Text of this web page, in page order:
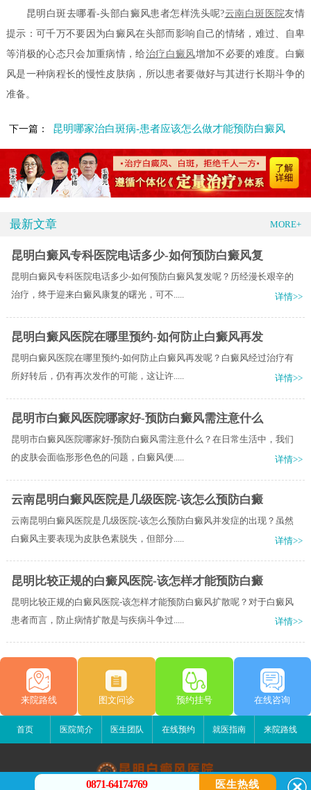
昆明白斑去哪看-头部白癜风患者怎样洗头呢?云南白斑医院友情
提示：可千万不要因为白癜风在头部而影响自己的情绪，难过、自卑
等消极的心态只会加重病情，给治疗白癜风增加不必要的难度。白癜
风是一种病程长的慢性皮肤病，所以患者要做好与其进行长期斗争的
准备。
下一篇： 昆明哪家治白斑病-患者应该怎么做才能预防白癜风
最新文章 MORE+
昆明白癜风专科医院电话多少-如何预防白癜风复
昆明白癜风专科医院电话多少-如何预防白癜风复发呢？历经漫长艰辛的
治疗，终于迎来白癜风康复的曙光，可不.....
详情>>
昆明白癜风医院在哪里预约-如何防止白癜风再发
昆明白癜风医院在哪里预约-如何防止白癜风再发呢？白癜风经过治疗有
所好转后，仍有再次发作的可能，这让许.....
详情>>
昆明市白癜风医院哪家好-预防白癜风需注意什么
昆明市白癜风医院哪家好-预防白癜风需注意什么？在日常生活中，我们
的皮肤会面临形形色色的问题，白癜风便.....
详情>>
云南昆明白癜风医院是几级医院-该怎么预防白癜
云南昆明白癜风医院是几级医院-该怎么预防白癜风并发症的出现？虽然
白癜风主要表现为皮肤色素脱失，但部分.....
详情>>
昆明比较正规的白癜风医院-该怎样才能预防白癜
昆明比较正规的白癜风医院-该怎样才能预防白癜风扩散呢？对于白癜风
患者而言，防止病情扩散是与疾病斗争过.....
详情>>
来院路线 图文问诊 预约挂号 在线咨询
首页 医院简介 医生团队 在线预约 就医指南 来院路线
0871-64174769 医生热线